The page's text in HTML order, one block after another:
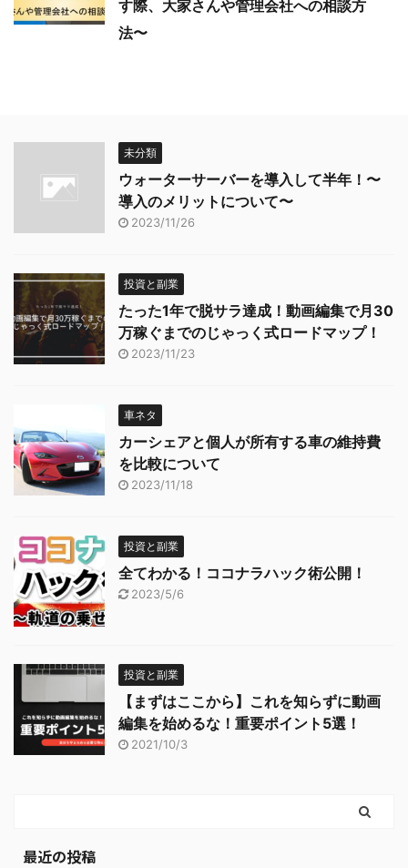
す際、大家さんや管理会社への相談方
法〜
未分類
ウォーターサーバーを導入して半年！〜
導入のメリットについて〜
2023/11/26
投資と副業
たった1年で脱サラ達成！動画編集で月30
万稼ぐまでのじゃっく式ロードマップ！
2023/11/23
車ネタ
カーシェアと個人が所有する車の維持費
を比較について
2023/11/18
投資と副業
全てわかる！ココナラハック術公開！
2023/5/6
投資と副業
【まずはここから】これを知らずに動画
編集を始めるな！重要ポイント5選！
2021/10/3
最近の投稿